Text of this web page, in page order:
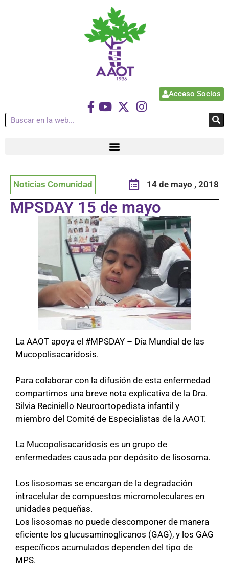
Acceso Socios
Noticias Comunidad 14 de mayo , 2018
MPSDAY 15 de mayo
La AAOT apoya el #MPSDAY – Día Mundial de las
Mucopolisacaridosis.
Para colaborar con la difusión de esta enfermedad
compartimos una breve nota explicativa de la Dra.
Silvia Reciniello Neuroortopedista infantil y
miembro del Comité de Especialistas de la AAOT.
La Mucopolisacaridosis es un grupo de
enfermedades causada por depósito de lisosoma.
Los lisosomas se encargan de la degradación
intracelular de compuestos micromoleculares en
unidades pequeñas.
Los lisosomas no puede descomponer de manera
eficiente los glucusaminoglicanos (GAG), y los GAG
específicos acumulados dependen del tipo de
MPS.